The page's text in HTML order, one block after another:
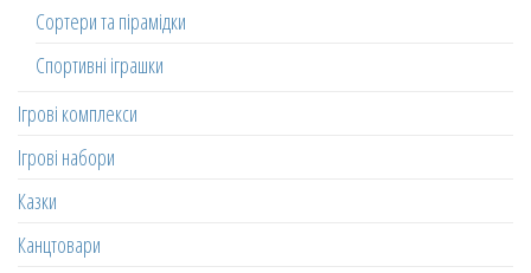
Сортери та пірамідки
Спортивні іграшки
Ігрові комплекси
Ігрові набори
Казки
Канцтовари